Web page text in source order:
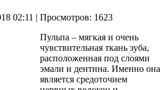
02:11 | Просмотров: 1623
Пульпа – мягкая и очень
чувствительная ткань зуба,
расположенная под слоями
эмали и дентина. Именно она
является средоточием